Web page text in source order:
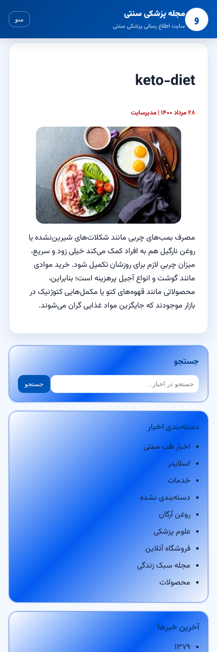
و مجله پزشکی سنتی
سایت اطلاع رسانی پزشکی سنتی
منو
keto-diet
۲۸ مرداد ۱۴۰۰ | مدیرسایت
مصرف بمب‌های چربی مانند شکلات‌های شیرین‌نشده یا
روغن نارگیل هم به افراد کمک می‌کند خیلی زود و سریع،
میزان چربیِ لازم برای روزشان تکمیل شود. خرید موادی
مانند گوشت و انواع آجیل پرهزینه است؛ بنابراین،
محصولاتی مانند قهوه‌های کتو یا مکمل‌هایی کتوژنیک در
بازار موجودند که جایگزین مواد غذایی گران می‌شوند.
جستجو
جستجو جستجو
دسته‌بندی اخبار
اخبار طب سنتی
اسلایدر
خدمات
دسته‌بندی نشده
روغن آرگان
علوم پزشکی
فروشگاه آنلاین
مجله سبک زندگی
محصولات
آخرین خبرها
۱۳۷۹